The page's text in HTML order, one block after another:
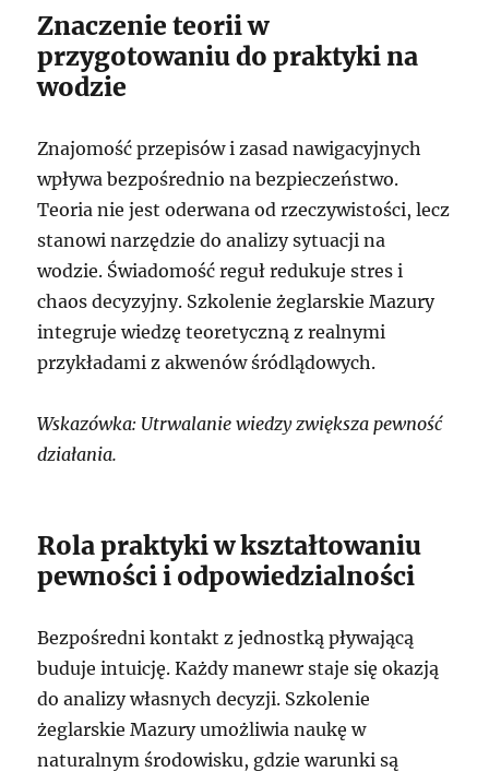
Znaczenie teorii w
przygotowaniu do praktyki na
wodzie
Znajomość przepisów i zasad nawigacyjnych
wpływa bezpośrednio na bezpieczeństwo.
Teoria nie jest oderwana od rzeczywistości, lecz
stanowi narzędzie do analizy sytuacji na
wodzie. Świadomość reguł redukuje stres i
chaos decyzyjny. Szkolenie żeglarskie Mazury
integruje wiedzę teoretyczną z realnymi
przykładami z akwenów śródlądowych.
Wskazówka: Utrwalanie wiedzy zwiększa pewność
działania.
Rola praktyki w kształtowaniu
pewności i odpowiedzialności
Bezpośredni kontakt z jednostką pływającą
buduje intuicję. Każdy manewr staje się okazją
do analizy własnych decyzji. Szkolenie
żeglarskie Mazury umożliwia naukę w
naturalnym środowisku, gdzie warunki są